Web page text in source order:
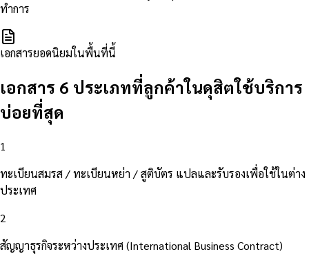
ทำการ
เอกสารยอดนิยมในพื้นที่นี้
เอกสาร 6 ประเภทที่ลูกค้าในดุสิตใช้บริการ
บ่อยที่สุด
1
ทะเบียนสมรส / ทะเบียนหย่า / สูติบัตร แปลและรับรองเพื่อใช้ในต่าง
ประเทศ
2
สัญญาธุรกิจระหว่างประเทศ (International Business Contract)